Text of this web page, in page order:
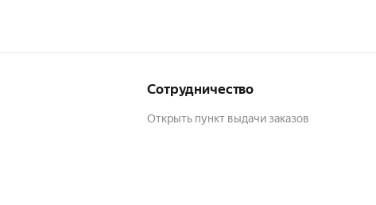
Сотрудничество
Открыть пункт выдачи заказов